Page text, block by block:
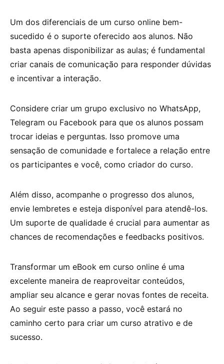
Um dos diferenciais de um curso online bem-
sucedido é o suporte oferecido aos alunos. Não
basta apenas disponibilizar as aulas; é fundamental
criar canais de comunicação para responder dúvidas
e incentivar a interação.
Considere criar um grupo exclusivo no WhatsApp,
Telegram ou Facebook para que os alunos possam
trocar ideias e perguntas. Isso promove uma
sensação de comunidade e fortalece a relação entre
os participantes e você, como criador do curso.
Além disso, acompanhe o progresso dos alunos,
envie lembretes e esteja disponível para atendê-los.
Um suporte de qualidade é crucial para aumentar as
chances de recomendações e feedbacks positivos.
Transformar um eBook em curso online é uma
excelente maneira de reaproveitar conteúdos,
ampliar seu alcance e gerar novas fontes de receita.
Ao seguir este passo a passo, você estará no
caminho certo para criar um curso atrativo e de
sucesso.